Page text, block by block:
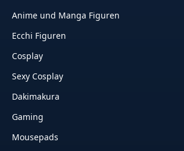
Anime und Manga Figuren
Ecchi Figuren
Cosplay
Sexy Cosplay
Dakimakura
Gaming
Mousepads